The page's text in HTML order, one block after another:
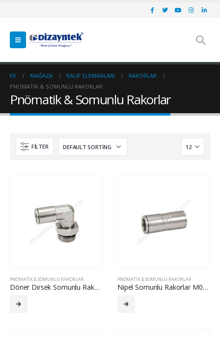
EV MAĞAZA KALIP ELEMANLARI
RAKORLAR
PNÖMATIK & SOMUNLU RAKORLAR
Pnömatik & Somunlu Rakorlar
FILTER
PNÖMATIK & SOMUNLU RAKORLAR
Döner Dirsek Somunlu Rakorlar M00 Serisi
PNÖMATIK & SOMUNLU RAKORLAR
Nipel Somunlu Rakorlar M00 Serisi